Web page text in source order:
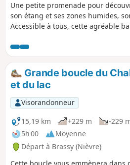
Une petite promenade pour
son étang et ses zones humides,
Accessible à tous, cette agréable
Grande boucle du
et du lac
Visorandonneur
15,19 km
+229 m
-229
5h 00
Moyenne
Départ à Brassy (Nièvre)